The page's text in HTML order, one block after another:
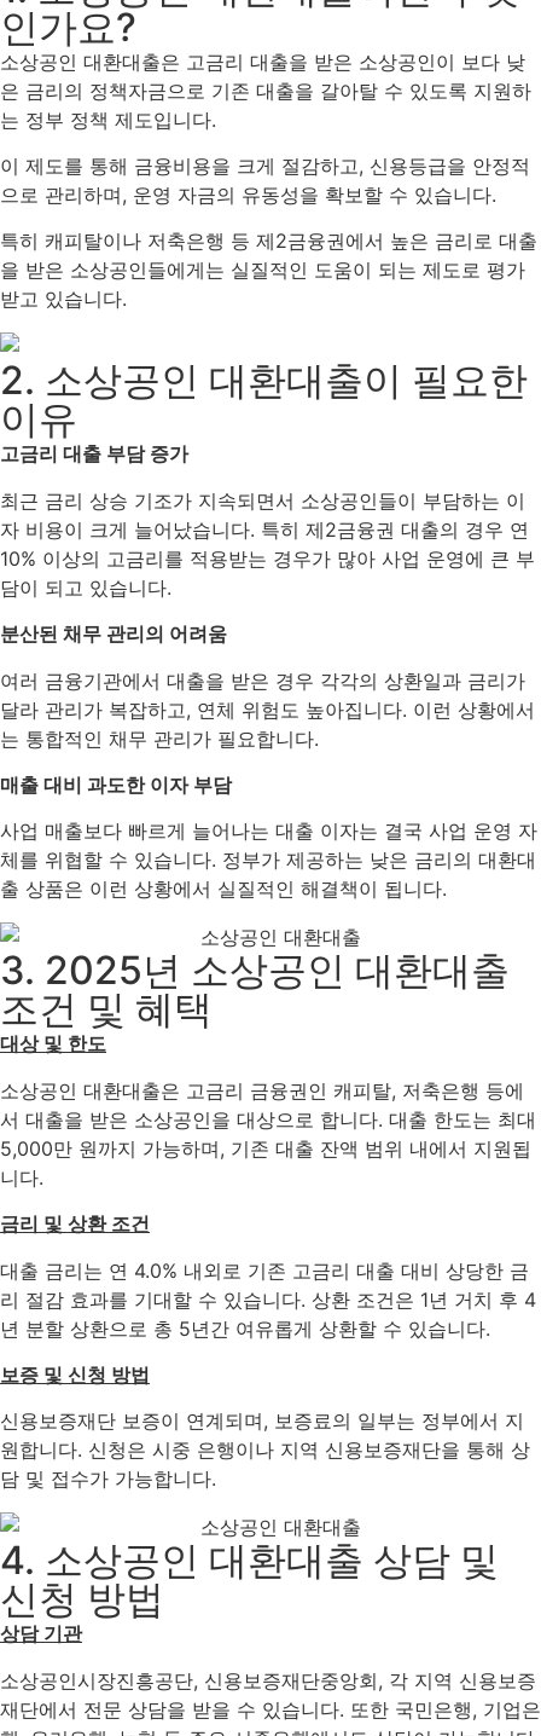
인가요?
소상공인 대환대출은 고금리 대출을 받은 소상공인이 보다 낮
은 금리의 정책자금으로 기존 대출을 갈아탈 수 있도록 지원하
는 정부 정책 제도입니다.
이 제도를 통해 금융비용을 크게 절감하고, 신용등급을 안정적
으로 관리하며, 운영 자금의 유동성을 확보할 수 있습니다.
특히 캐피탈이나 저축은행 등 제2금융권에서 높은 금리로 대출
을 받은 소상공인들에게는 실질적인 도움이 되는 제도로 평가
받고 있습니다.
2. 소상공인 대환대출이 필요한
이유
고금리 대출 부담 증가
최근 금리 상승 기조가 지속되면서 소상공인들이 부담하는 이
자 비용이 크게 늘어났습니다. 특히 제2금융권 대출의 경우 연
10% 이상의 고금리를 적용받는 경우가 많아 사업 운영에 큰 부
담이 되고 있습니다.
분산된 채무 관리의 어려움
여러 금융기관에서 대출을 받은 경우 각각의 상환일과 금리가
달라 관리가 복잡하고, 연체 위험도 높아집니다. 이런 상황에서
는 통합적인 채무 관리가 필요합니다.
매출 대비 과도한 이자 부담
사업 매출보다 빠르게 늘어나는 대출 이자는 결국 사업 운영 자
체를 위협할 수 있습니다. 정부가 제공하는 낮은 금리의 대환대
출 상품은 이런 상황에서 실질적인 해결책이 됩니다.
3. 2025년 소상공인 대환대출
조건 및 혜택
대상 및 한도
소상공인 대환대출은 고금리 금융권인 캐피탈, 저축은행 등에
서 대출을 받은 소상공인을 대상으로 합니다. 대출 한도는 최대
5,000만 원까지 가능하며, 기존 대출 잔액 범위 내에서 지원됩
니다.
금리 및 상환 조건
대출 금리는 연 4.0% 내외로 기존 고금리 대출 대비 상당한 금
리 절감 효과를 기대할 수 있습니다. 상환 조건은 1년 거치 후 4
년 분할 상환으로 총 5년간 여유롭게 상환할 수 있습니다.
보증 및 신청 방법
신용보증재단 보증이 연계되며, 보증료의 일부는 정부에서 지
원합니다. 신청은 시중 은행이나 지역 신용보증재단을 통해 상
담 및 접수가 가능합니다.
4. 소상공인 대환대출 상담 및
신청 방법
상담 기관
소상공인시장진흥공단, 신용보증재단중앙회, 각 지역 신용보증
재단에서 전문 상담을 받을 수 있습니다. 또한 국민은행, 기업은